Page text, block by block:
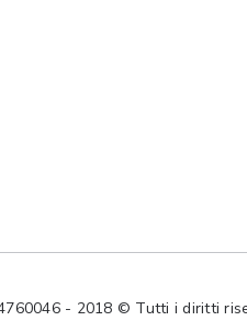
- 2018 © Tutti i diritti